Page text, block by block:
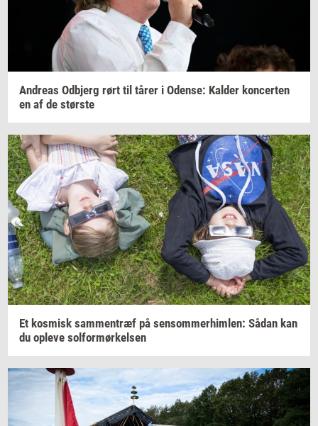
An­dreas Od­b­jerg rørt til tårer i Oden­se: Kal­der kon­cer­ten
en af de stør­ste
Et kos­misk sam­men­træf på sen­som­mer­him­len: Sådan kan
du op­le­ve sol­for­mør­kel­sen